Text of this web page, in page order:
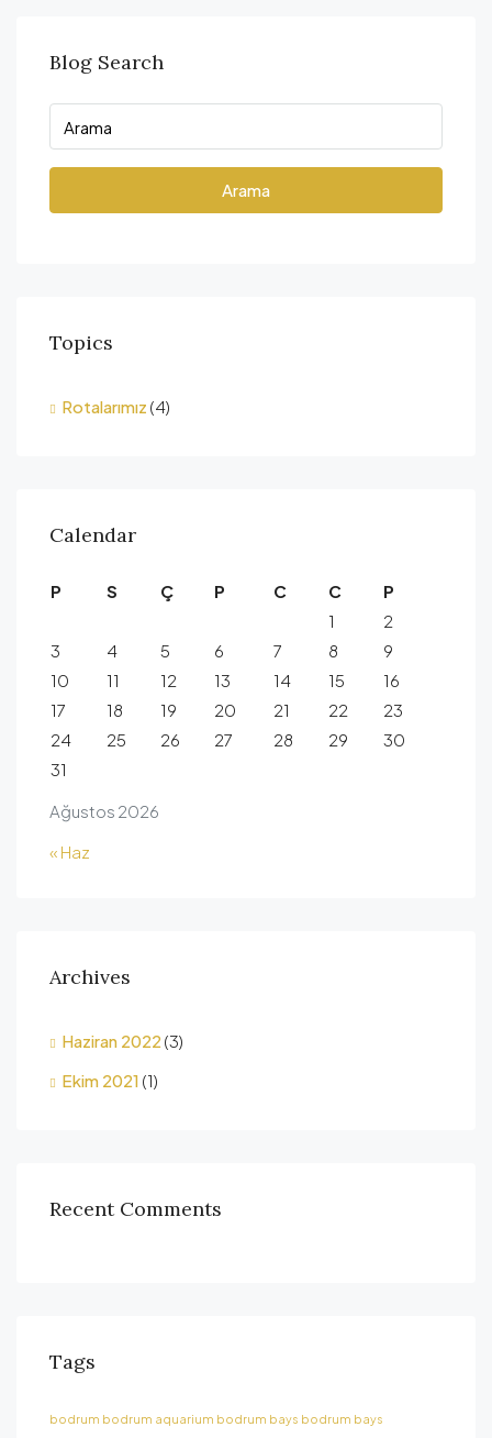
Blog Search
Arama
Topics
Rotalarımız (4)
Calendar
Ağustos 2026
P S Ç P C C
P
1
2
3
4 5 6 7 8
9
10
11 12 13 14 15
16
17
18 19 20 21 22
23
24
25 26 27 28 29
30
31
« Haz
Archives
Haziran 2022 (3)
Ekim 2021 (1)
Recent Comments
Tags
bodrum bodrum aquarium bodrum bays bodrum bays